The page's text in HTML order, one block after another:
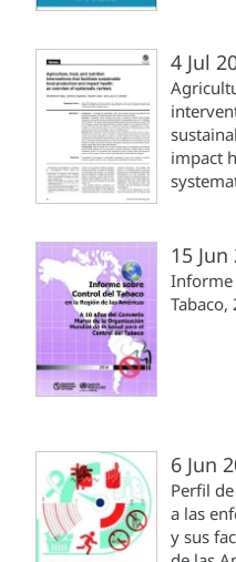
4 Jul
impact
15 Jun
Informe
Tabaco,
6 Jun
Perfil
a las
y sus